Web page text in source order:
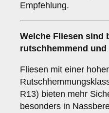
Empfehlung.
Welche Fliesen sind
rutschhemmend und
Fliesen mit einer
R13) bieten mehr
besonders in